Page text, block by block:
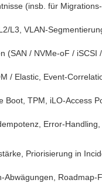
(insb. für
L3,
(SAN / NVMe‑oF / iSCSI /
/ Elastic,
TPM, iLO‑Access
Priorisierung in